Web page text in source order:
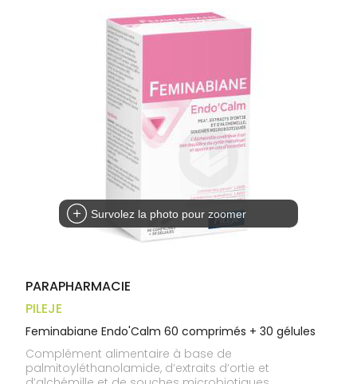
Dispositifs
médicaux
Cheveux
Corps
Homme
Solaire
Visage
APPLICATION
DE SANTÉ
Survolez la photo pour zoomer
PARAPHARMACIE
PILEJE
Feminabiane Endo'Calm 60 comprimés + 30 gélules
Complément alimentaire à base de
palmitoyléthanolamide, d’extraits d’ortie et